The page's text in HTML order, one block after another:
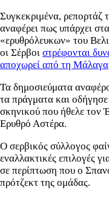
Συγκεκριμένα, ρεπορτάζ
αναφέρει πως υπάρχει
«ερυθρόλευκων» του
οι Σέρβοι στρέφονται
αποχωρεί από τη Μάλαγα
Τα δημοσιεύματα
τα πράγματα και
σκηνικού που ήθελε τον
Ερυθρό Αστέρα.
Ο σερβικός σύλλογος
εναλλακτικές επιλογές
σε περίπτωση που ο
πρότζεκτ της ομάδας.